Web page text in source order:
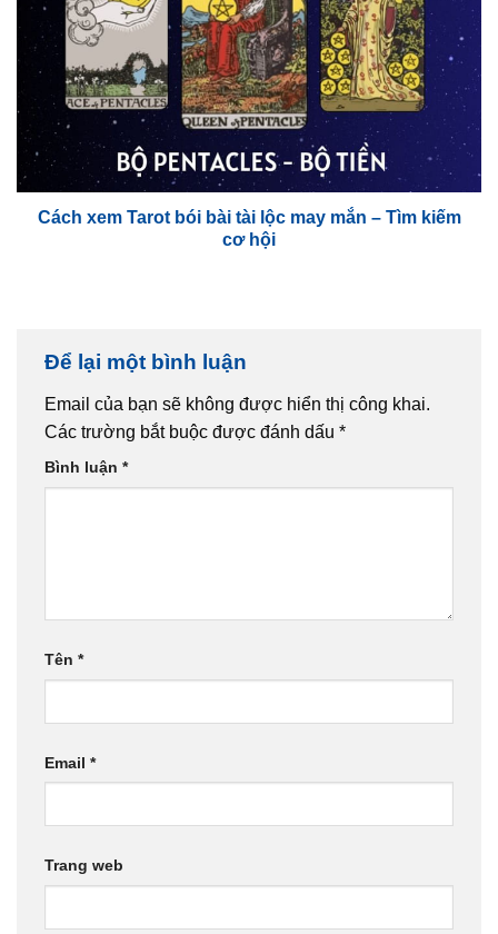
Cách xem Tarot bói bài tài lộc may mắn – Tìm kiếm
cơ hội
Để lại một bình luận
Email của bạn sẽ không được hiển thị công khai.
Các trường bắt buộc được đánh dấu *
Bình luận *
Tên *
Email *
Trang web